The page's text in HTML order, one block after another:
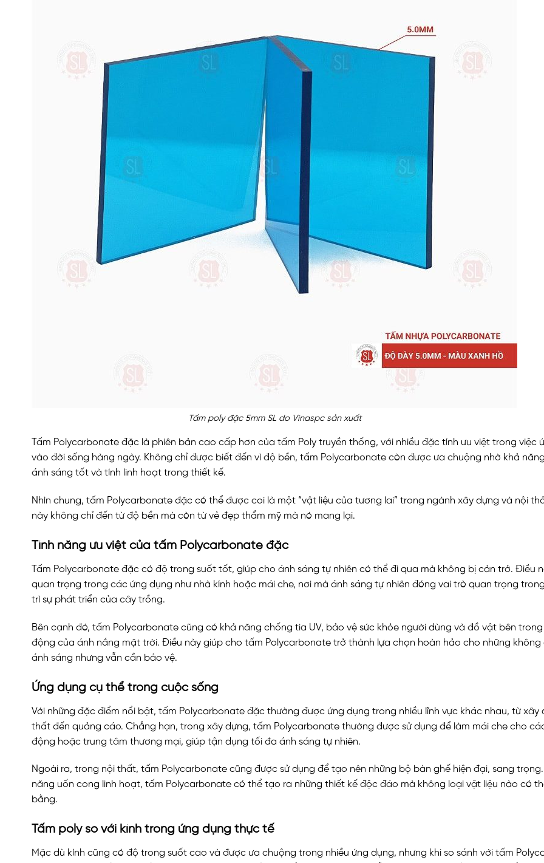
Tấm poly đặc 5mm SL do Vinaspc sản xuất
Tấm Polycarbonate đặc là phiên bản cao cấp hơn của tấm Poly truyền thống, với nhiều đặc tính ưu việt trong việc
vào đời sống hàng ngày. Không chỉ được biết đến vì độ bền, tấm Polycarbonate còn được ưa chuộng nhờ khả
ánh sáng tốt và tính linh hoạt trong thiết kế.
Nhìn chung, tấm Polycarbonate đặc có thể được coi là một “vật liệu của tương lai” trong ngành xây dựng và nội
này không chỉ đến từ độ bền mà còn từ vẻ đẹp thẩm mỹ mà nó mang lại.
Tính năng ưu việt của tấm Polycarbonate đặc
Tấm Polycarbonate đặc có độ trong suốt tốt, giúp cho ánh sáng tự nhiên có thể đi qua mà không bị cản trở. Điều
quan trọng trong các ứng dụng như nhà kính hoặc mái che, nơi mà ánh sáng tự nhiên đóng vai trò quan trọng
trì sự phát triển của cây trồng.
Bên cạnh đó, tấm Polycarbonate cũng có khả năng chống tia UV, bảo vệ sức khỏe người dùng và đồ vật bên
động của ánh nắng mặt trời. Điều này giúp cho tấm Polycarbonate trở thành lựa chọn hoàn hảo cho những không
ánh sáng nhưng vẫn cần bảo vệ.
Ứng dụng cụ thể trong cuộc sống
Với những đặc điểm nổi bật, tấm Polycarbonate đặc thường được ứng dụng trong nhiều lĩnh vực khác nhau, từ xây
thất đến quảng cáo. Chẳng hạn, trong xây dựng, tấm Polycarbonate thường được sử dụng để làm mái che cho
động hoặc trung tâm thương mại, giúp tận dụng tối đa ánh sáng tự nhiên.
Ngoài ra, trong nội thất, tấm Polycarbonate cũng được sử dụng để tạo nên những bộ bàn ghế hiện đại, sang trọng.
năng uốn cong linh hoạt, tấm Polycarbonate có thể tạo ra những thiết kế độc đáo mà không loại vật liệu nào có
bằng.
Tấm poly so với kính trong ứng dụng thực tế
Mặc dù kính cũng có độ trong suốt cao và được ưa chuộng trong nhiều ứng dụng, nhưng khi so sánh với tấm